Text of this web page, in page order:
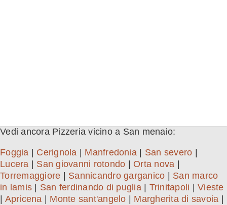
Vedi ancora Pizzeria vicino a San menaio:
Foggia Cerignola Manfredonia San severo
Lucera
San giovanni rotondo Orta nova
Torremaggiore
Sannicandro garganico
San marco
in lamis
San ferdinando di puglia| Trinitapoli
Vieste
Apricena Monte sant'angelo Margherita di savoia